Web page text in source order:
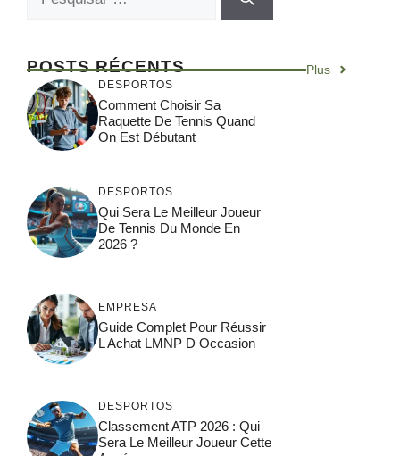
POSTS RÉCENTS Plus
DESPORTOS
Comment Choisir Sa
Raquette De Tennis Quand
On Est Débutant
DESPORTOS
Qui Sera Le Meilleur Joueur
De Tennis Du Monde En
2026 ?
EMPRESA
Guide Complet Pour Réussir
L Achat LMNP D Occasion
DESPORTOS
Classement ATP 2026 : Qui
Sera Le Meilleur Joueur Cette